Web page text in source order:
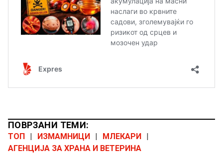
ПОВРЗАНИ ТЕМИ:
ТОП ИЗМАМНИЦИ МЛЕКАРИ
АГЕНЦИЈА ЗА ХРАНА И ВЕТЕРИНА